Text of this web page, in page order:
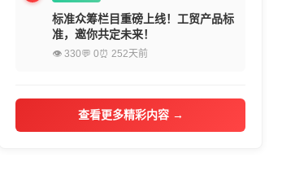
标准众筹栏目重磅上线！工贸产品标
准，邀你共定未来！
👁 330💬 0⏰ 252天前
查看更多精彩内容 →